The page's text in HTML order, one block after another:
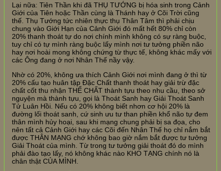
Lại nữa: Tiên Thần khi đã THỤ TƯỚNG bị hóa sinh trong Cảnh
Giới của Tiên hoặc Thần cùng là Thánh hay ở Cõi Trời cũng
thế. Thụ Tướng tức nhiên thực thụ Thân Tâm thì phải chịu
chung vào Giới Hạn của Cảnh Giới đó mất hết 80% chỉ còn
20% thanh thoát tự do nơi chính mình không có sự ràng buộc,
tuy chỉ có tự mình ràng buộc lấy mình nơi tư tưởng phiền não
hay nơi hoài mong không chứng từ thực tế, không khác mấy với
các Ông đang ở nơi Nhân Thế nầy vậy.
Nhờ có 20%, không ưa thích Cảnh Giới nơi mình đang ở thì từ
20% cấu tạo huân tập Đặc Chất thanh thoát hay giải trừ đặc
chất cốt thu nhận THỂ CHẤT thành tựu theo nhu cầu, theo sở
nguyện mà thành tựu, gọi là Thoát Sanh hay Giải Thoát Sanh
Tử Luân Hồi. Nếu có 20% không biết nhơn cơ hội 20% là
đường lối thoát sanh, cứ sinh ưu tư than phiền khổ não tự đem
thân mình hủy hoại, sau khi mạng chung phải bị sa đọa, cho
nên tất cả Cảnh Giới hay các Cõi đến Nhân Thế họ chỉ nắm bắt
được THÂN MẠNG chớ không bao giờ nắm bắt được tư tưởng
Giải Thoát của mình. Từ trong tư tưởng giải thoát đó do mình
phải đào tạo lấy, nó không khác nào KHO TẠNG chính nó là
chân thật CỦA MÌNH.